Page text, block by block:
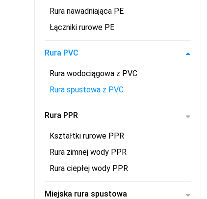
Rura nawadniająca PE
Łączniki rurowe PE
Rura PVC
Rura wodociągowa z PVC
Rura spustowa z PVC
Rura PPR
Kształtki rurowe PPR
Rura zimnej wody PPR
Rura ciepłej wody PPR
Miejska rura spustowa